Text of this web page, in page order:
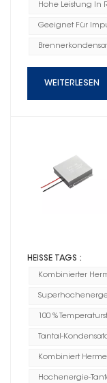
Hohe Leistung In
Geeignet Für
WEITERLESEN
HEISSE TAGS :
Kombinierter
100 %
Tantal-
Kombiniert
Hochenergie-